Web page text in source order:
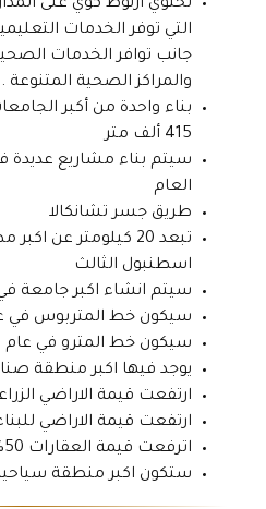
تحتوي ارنؤط كوي على
التي توفر الخدمات
جانب توافر الخدمات
والمراكز الصحية المتنوعة .
بناء واحدة من أكبر
415 ألف متر
سيتم بناء مشاريع عديدة
العام
طريق جسر تشانكالا
تبعد 20 كيلومتر عن
اسطنبول الثالث
سيتم انشاء اكبر جامعة في
سيكون خط المتربوس في عام
سيكون خط المترو في عام 2022
يوجد فيها اكبر منطقة
ارتفعت قيمة الاراضي الزراعية خلال 3
ارتفعت قيمة الاراضي للبناء خلال 3
اترفعت قيمة العقارات 50%
ستكون اكبر منطقة